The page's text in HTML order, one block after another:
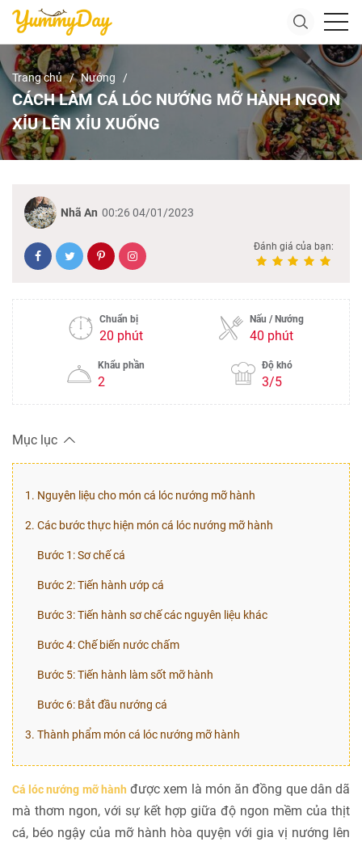
Trang chủ Nướng
CÁCH LÀM CÁ LÓC NƯỚNG MỠ HÀNH NGON
XỈU LÊN XỈU XUỐNG
Nhã An 00:26 04/01/2023
Đánh giá của bạn:
Chuẩn bị
20 phút
Nấu / Nướng
40 phút
Khẩu phần
2
Độ khó
3/5
Mục lục
1. Nguyên liệu cho món cá lóc nướng mỡ hành
2. Các bước thực hiện món cá lóc nướng mỡ hành
Bước 1: Sơ chế cá
Bước 2: Tiến hành ướp cá
Bước 3: Tiến hành sơ chế các nguyên liệu khác
Bước 4: Chế biến nước chấm
Bước 5: Tiến hành làm sốt mỡ hành
Bước 6: Bắt đầu nướng cá
3. Thành phẩm món cá lóc nướng mỡ hành
Cá lóc nướng mỡ hành được xem là món ăn đồng que dân dã
mà thơm ngon, với sự kết hợp giữa độ ngon mềm của thịt
cá, béo ngậy của mỡ hành hòa quyện với gia vị nướng lên